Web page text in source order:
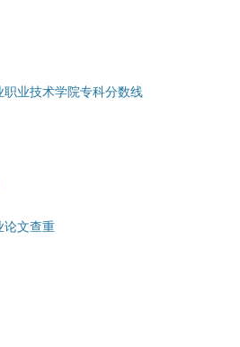
业技术学院专科分数线
论文查重